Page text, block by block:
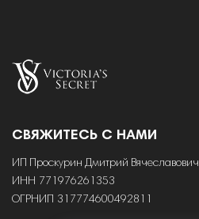
СВЯЖИТЕСЬ С НАМИ
ИП Проскурин Дмитрий Вячеславович
ИНН 771976261353
ОГРНИП 317774600492811